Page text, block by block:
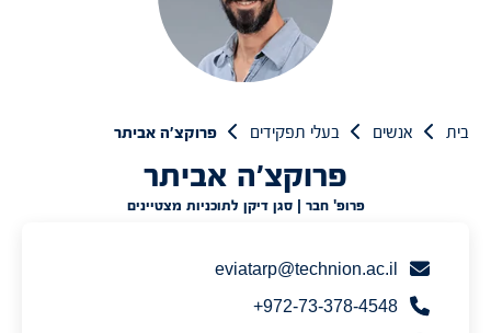
בית אנשים בעלי תפקידים פרוקצ׳ה אביתר
פרוקצ׳ה אביתר
פרופ' חבר | סגן דיקן לתוכניות מצטיינים
eviatarp@technion.ac.il
972-73-378-4548+